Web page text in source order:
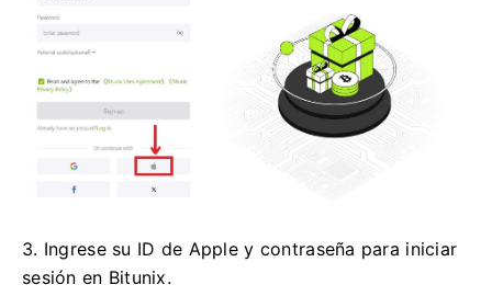
3. Ingrese su ID de Apple y contraseña para iniciar
sesión en Bitunix.